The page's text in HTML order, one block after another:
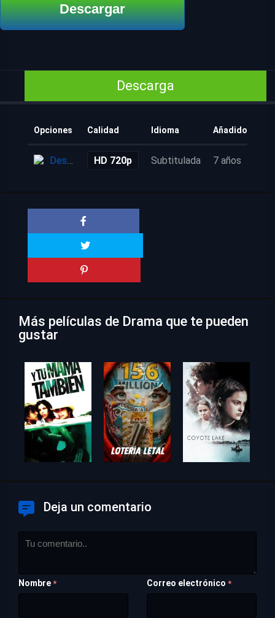
Descargar
Descarga
Opciones Calidad Idioma Añadido
Descarga HD 720p Subtitulada 7 años
Más películas de Drama que te pueden
gustar
Deja un comentario
Nombre * Correo electrónico *